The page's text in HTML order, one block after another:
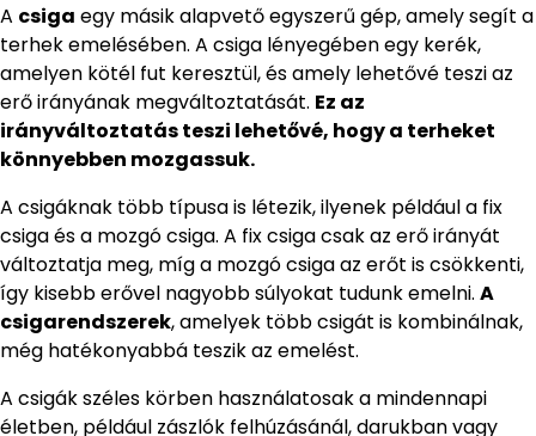
A csiga egy másik alapvető egyszerű gép, amely segít a
terhek emelésében. A csiga lényegében egy kerék,
amelyen kötél fut keresztül, és amely lehetővé teszi az
erő irányának megváltoztatását. Ez az
irányváltoztatás teszi lehetővé, hogy a terheket
könnyebben mozgassuk.
A csigáknak több típusa is létezik, ilyenek például a fix
csiga és a mozgó csiga. A fix csiga csak az erő irányát
változtatja meg, míg a mozgó csiga az erőt is csökkenti,
így kisebb erővel nagyobb súlyokat tudunk emelni. A
csigarendszerek, amelyek több csigát is kombinálnak,
még hatékonyabbá teszik az emelést.
A csigák széles körben használatosak a mindennapi
életben, például zászlók felhúzásánál, darukban vagy